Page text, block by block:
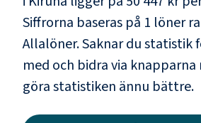
Siffrorna baseras på 1 löner
Allalöner. Saknar du statistik
med och bidra via
göra statistiken ännu bättre.